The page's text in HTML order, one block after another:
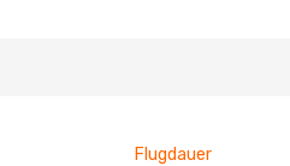
Flugdauer